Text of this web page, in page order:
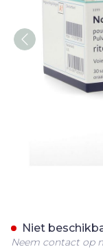
Niet
Neem contact op